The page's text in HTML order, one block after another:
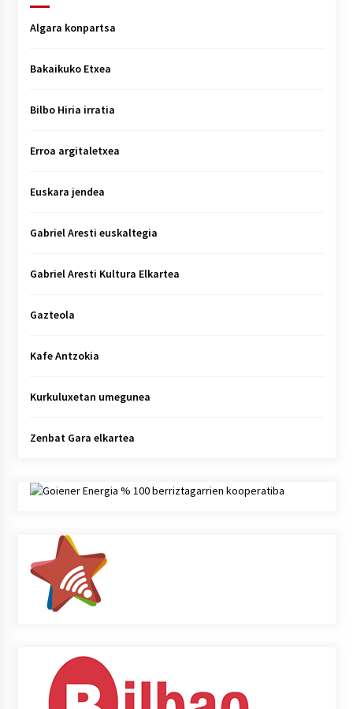
Algara konpartsa
Bakaikuko Etxea
Bilbo Hiria irratia
Erroa argitaletxea
Euskara jendea
Gabriel Aresti euskaltegia
Gabriel Aresti Kultura Elkartea
Gazteola
Kafe Antzokia
Kurkuluxetan umegunea
Zenbat Gara elkartea